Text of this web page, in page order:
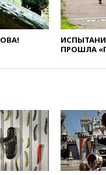
ПРОШЛА